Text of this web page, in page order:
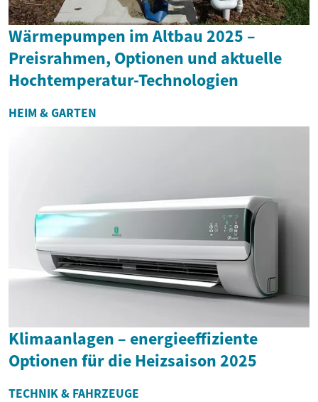
Wärmepumpen im Altbau 2025 –
Preisrahmen, Optionen und aktuelle
Hochtemperatur-Technologien
HEIM & GARTEN
Klimaanlagen – energieeffiziente
Optionen für die Heizsaison 2025
TECHNIK & FAHRZEUGE